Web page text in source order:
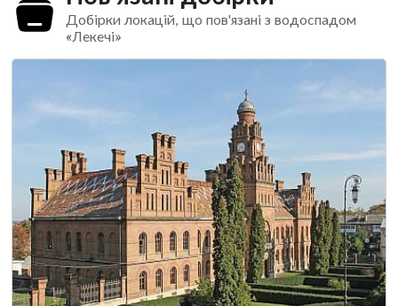
Добірки локацій, що пов'язані з водоспадом
«Лекечі»